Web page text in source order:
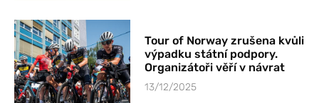
Tour of Norway zrušena kvůli
výpadku státní podpory.
Organizátoři věří v návrat
13/12/2025